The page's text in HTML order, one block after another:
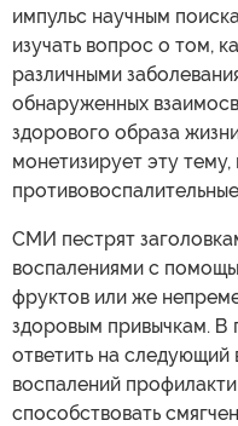
импульс научным
изучать вопрос о том,
различными
обнаруженных
здорового образа
монетизирует эту
СМИ пестрят
воспалениями с
фруктов или же
здоровым привычкам. В
ответить на
воспалений
способствовать